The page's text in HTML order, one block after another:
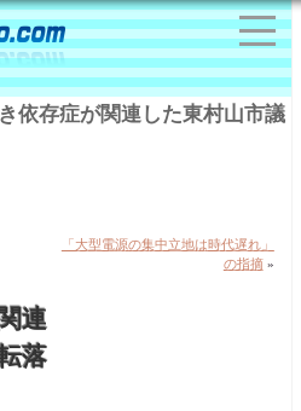
依存症が関連した東村山市議
「大型電源の集中立地は時代遅れ」
の指摘»
連
落